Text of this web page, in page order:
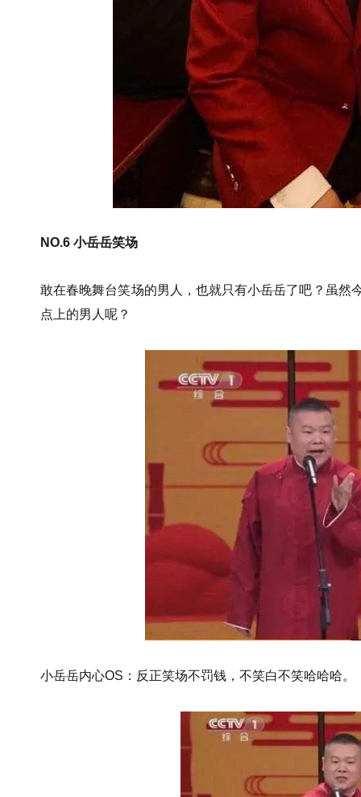
NO.6 小岳岳笑场
敢在春晚舞台笑场的男人，也就只有小岳岳了吧？虽然
点上的男人呢？
小岳岳内心OS：反正笑场不罚钱，不笑白不笑哈哈哈。